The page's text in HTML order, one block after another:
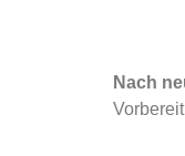
Nach